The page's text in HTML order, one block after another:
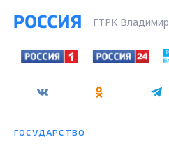
ГТРК Владимир
ГОСУДАРСТВО